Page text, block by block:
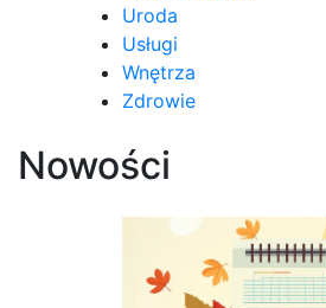
Uroda
Usługi
Wnętrza
Zdrowie
Nowości